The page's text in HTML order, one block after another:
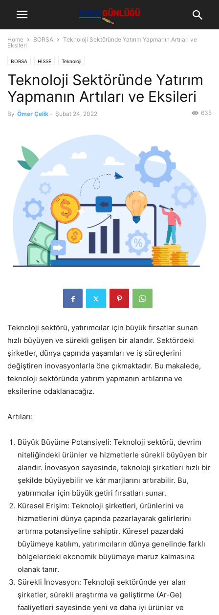
Home BORSA
Teknoloji Sektöründe Yatırım Yapmanın Artıları ve
Eksileri
BORSA HİSSE Teknoloji
Teknoloji Sektöründe Yatırım
Yapmanın Artıları ve Eksileri
By Ömer Çelik - Şubat 24, 2022 635
Teknoloji sektörü, yatırımcılar için büyük fırsatlar sunan
hızlı büyüyen ve sürekli gelişen bir alandır. Sektördeki
şirketler, dünya çapında yaşamları ve iş süreçlerini
değiştiren inovasyonlarla öne çıkmaktadır. Bu makalede,
teknoloji sektöründe yatırım yapmanın artılarına ve
eksilerine odaklanacağız.
Artıları:
Büyük Büyüme Potansiyeli: Teknoloji sektörü, devrim
niteliğindeki ürünler ve hizmetlerle sürekli büyüyen bir
alandır. İnovasyon sayesinde, teknoloji şirketleri hızlı bir
şekilde büyüyebilir ve kâr marjlarını artırabilir. Bu,
yatırımcılar için büyük getiri fırsatları sunar.
Küresel Erişim: Teknoloji şirketleri, ürünlerini ve
hizmetlerini dünya çapında pazarlayarak gelirlerini
artırma potansiyeline sahiptir. Küresel pazardaki
büyümeye katılım, yatırımcıların dünya genelinde farklı
bölgelerdeki ekonomik büyümeye maruz kalmasına
olanak tanır.
Sürekli İnovasyon: Teknoloji sektöründe yer alan
şirketler, sürekli araştırma ve geliştirme (Ar-Ge)
faaliyetleri sayesinde yeni ve daha iyi ürünler ve